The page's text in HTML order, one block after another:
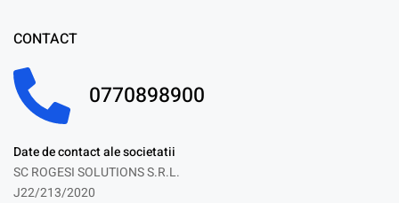
CONTACT
0770898900
Date de contact ale societatii
SC ROGESI SOLUTIONS S.R.L.
J22/213/2020